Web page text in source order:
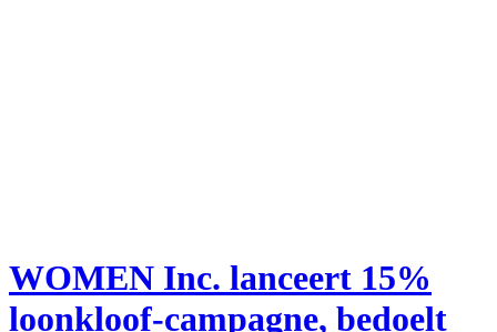
WOMEN Inc. lanceert 15%
loonkloof-campagne, bedoelt